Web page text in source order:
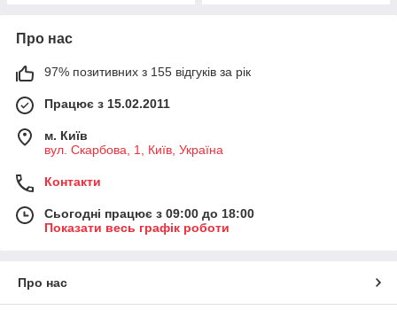
Про нас
97% позитивних з 155 відгуків за рік
Працює з 15.02.2011
м. Київ
вул. Скарбова, 1, Київ, Україна
Контакти
Сьогодні працює з 09:00 до 18:00
Показати весь графік роботи
Про нас